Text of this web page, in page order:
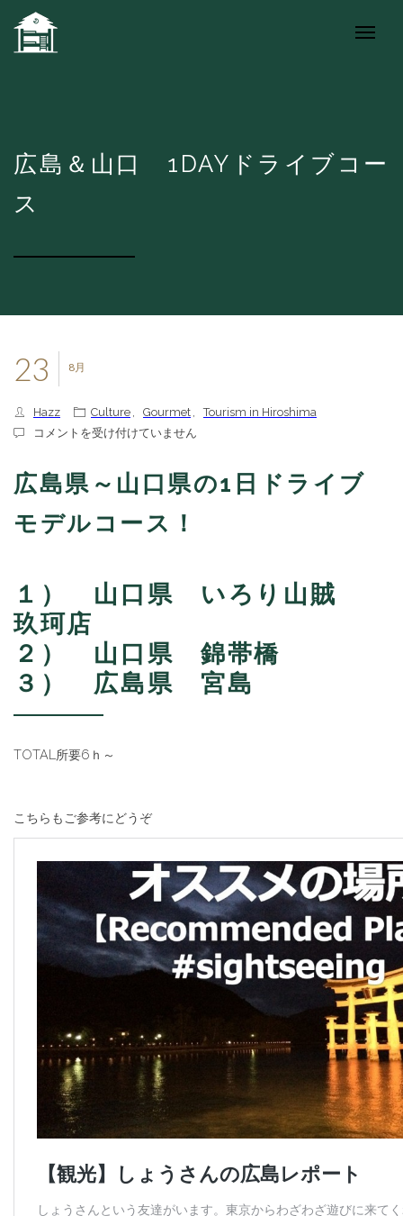
広島＆山口 1DAYドライブコー
ス
8月
23
Hazz Culture , Gourmet ,
Tourism in Hiroshima
広
山
口
1day
ド
ー
ス
コメントを受け付けていません
広島県～山口県の1日ドライブ
モデルコース！
１） 山口県 いろり山賊
玖珂店
２） 山口県 錦帯橋
３） 広島県 宮島
TOTAL所要6ｈ～
こちらもご参考にどうぞ